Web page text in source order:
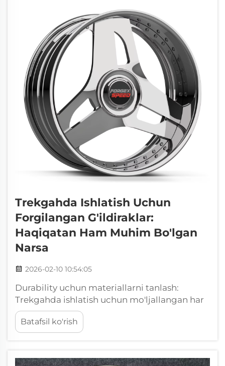
parametrlardan biridir. Bu o'lchov...
Trekgahda Ishlatish Uchun
Forgilangan G'ildiraklar:
Haqiqatan Ham Muhim Bo'lgan
Narsa
2026-02-10 10:54:05
Durability uchun materiallarni tanlash:
Trekgahda ishlatish uchun mo'ljallangan har
bir forgilangan g'ildirakning asosi — uning
materialidir va aero kosmik sifatli 6061 T6
aluminiy boshqalarga qaraganda ancha
qotishma yuqori cho'zilish mustahkamligiga
Batafsil ko'rish